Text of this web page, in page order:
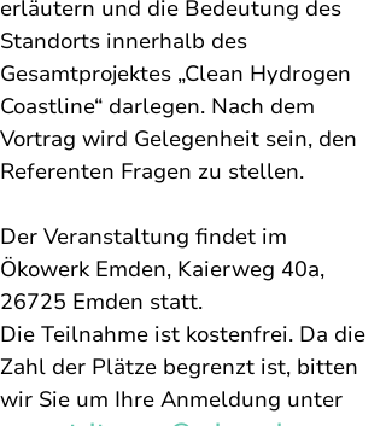
erläutern und die Bedeutung des
Standorts innerhalb des
Gesamtprojektes „Clean Hydrogen
Coastline“ darlegen. Nach dem
Vortrag wird Gelegenheit sein, den
Referenten Fragen zu stellen.
Der Veranstaltung findet im
Ökowerk Emden, Kaierweg 40a,
26725 Emden statt.
Die Teilnahme ist kostenfrei. Da die
Zahl der Plätze begrenzt ist, bitten
wir Sie um Ihre Anmeldung unter